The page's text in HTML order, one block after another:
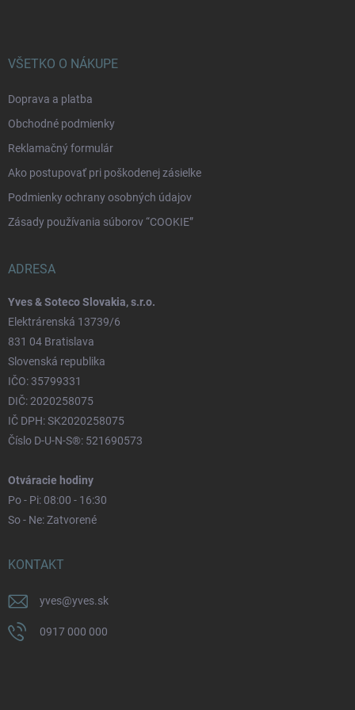
VŠETKO O NÁKUPE
Doprava a platba
Obchodné podmienky
Reklamačný formulár
Ako postupovať pri poškodenej zásielke
Podmienky ochrany osobných údajov
Zásady používania súborov “COOKIE”
ADRESA
Yves & Soteco Slovakia, s.r.o.
Elektrárenská 13739/6
831 04 Bratislava
Slovenská republika
IČO: 35799331
DIČ: 2020258075
IČ DPH: SK2020258075
Číslo D-U-N-S®: 521690573
Otváracie hodiny
Po - Pi: 08:00 - 16:30
So - Ne: Zatvorené
KONTAKT
yves@yves.sk
0917 000 000